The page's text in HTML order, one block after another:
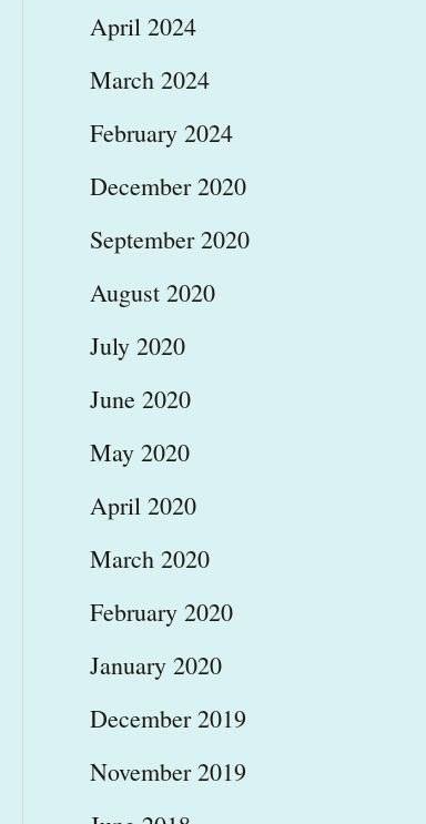
April 2024
March 2024
February 2024
December 2020
September 2020
August 2020
July 2020
June 2020
May 2020
April 2020
March 2020
February 2020
January 2020
December 2019
November 2019